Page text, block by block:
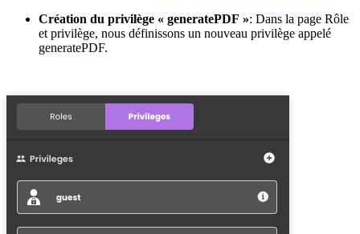
Création du privilège « generatePDF »: Dans la page Rôle
et privilège, nous définissons un nouveau privilège appelé
generatePDF.